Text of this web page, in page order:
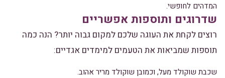
המדהים לחופשי.
שדרוגים ותוספות אפשריים
רוצים לקחת את העוגה שלכם למקום גבוה יותר? הנה כמה
תוספות שמביאות את הטעמים למימדים אגדיים:
שכבת שוקולד מעל, וכמובן שוקולד מריר אהוב.